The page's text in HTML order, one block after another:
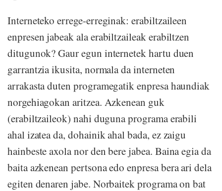
Interneteko errege-erreginak: erabiltzaileen
enpresen jabeak ala erabiltzaileak erabiltzen
ditugunok? Gaur egun internetek hartu duen
garrantzia ikusita, normala da interneten
arrakasta duten programegatik enpresa haundiak
norgehiagokan aritzea. Azkenean guk
(erabiltzaileok) nahi duguna programa erabili
ahal izatea da, dohainik ahal bada, ez zaigu
hainbeste axola nor den bere jabea. Baina egia da
baita azkenean pertsona edo enpresa bera ari dela
egiten denaren jabe. Norbaitek programa on bat